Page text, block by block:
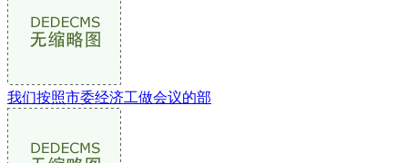
我们按照市委经济工做会议的部